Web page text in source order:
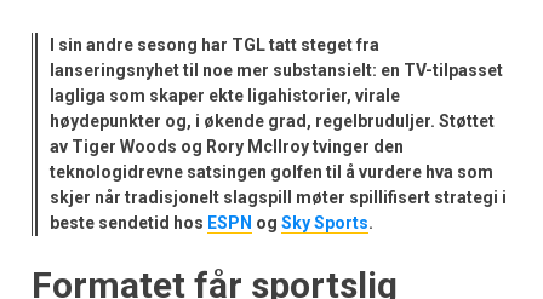
I sin andre sesong har TGLtatt steget fra
lanseringsnyhet til noe mer substansielt: en TV-tilpasset
lagliga som skaper ekte ligahistorier, virale
høydepunkter og, i økende grad, regelbruduljer. Støttet
av Tiger Woods og Rory McIlroy tvinger den
teknologidrevne satsingen golfen til å vurdere hva som
skjer når tradisjonelt slagspill møter spillifisert strategi i
beste sendetid hos ESPN og Sky Sports.
Formatet får sportslig